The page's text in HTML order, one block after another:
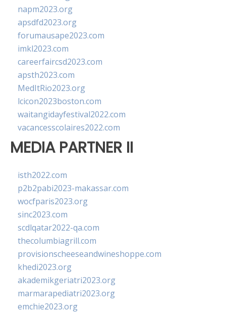
napm2023.org
apsdfd2023.org
forumausape2023.com
imkl2023.com
careerfaircsd2023.com
apsth2023.com
MedItRio2023.org
lcicon2023boston.com
waitangidayfestival2022.com
vacancesscolaires2022.com
MEDIA PARTNER II
isth2022.com
p2b2pabi2023-makassar.com
wocfparis2023.org
sinc2023.com
scdlqatar2022-qa.com
thecolumbiagrill.com
provisionscheeseandwineshoppe.com
khedi2023.org
akademikgeriatri2023.org
marmarapediatri2023.org
emchie2023.org